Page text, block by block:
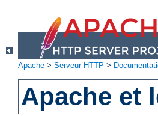
Apache > Serveur HTTP >
Apache et